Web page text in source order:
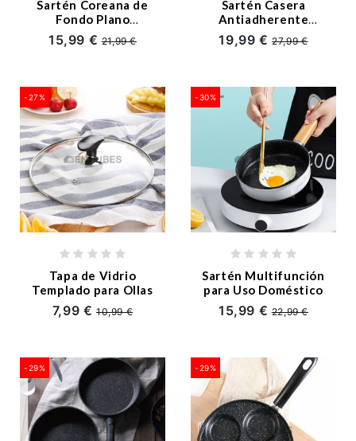
Sartén Coreana de
Fondo Plano
Antiadherente
15,99 €21,99 €
Sartén Casera
Antiadherente
Espesada Blanca
19,99 €27,99 €
-27%
Tapa de Vidrio
Templado para Ollas
7,99 € 10,99 €
-30%
Sartén Multifunción
para Uso Doméstico
15,99 €22,99 €
-29% -29%